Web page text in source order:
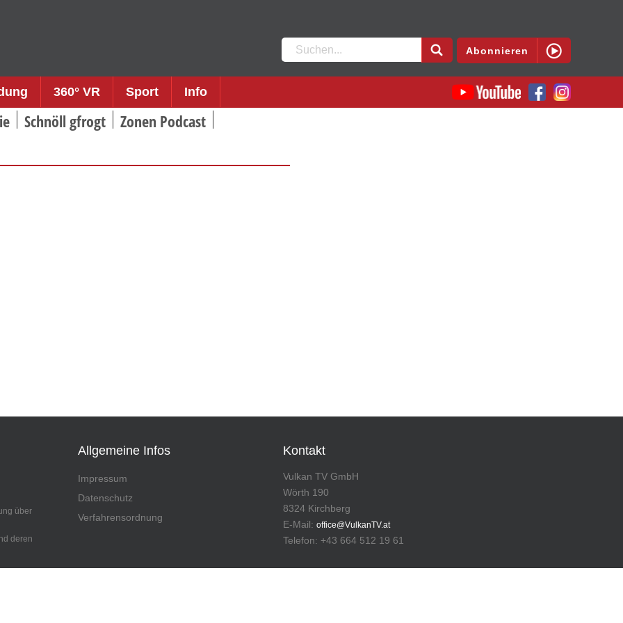
Suchen
nach:
Abonnieren
360° VR Sport Info
Schnöll gfrogt Zonen Podcast
über
deren
Allgemeine Infos
Impressum
Datenschutz
Verfahrensordnung
Kontakt
Vulkan TV GmbH
Wörth 190
8324 Kirchberg
E-Mail:office@VulkanTV.at
Telefon: +43 664 512 19 61